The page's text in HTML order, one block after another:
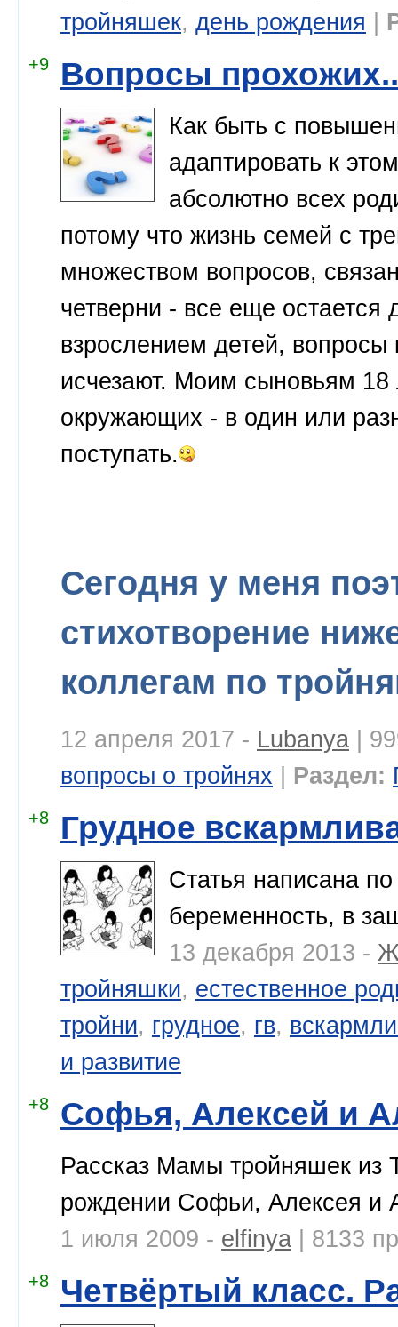
тройняшек, день рождения |
+9 Вопросы
Как быть с
адаптировать к
абсолютно всех
потому что жизнь семей с
множеством вопросов,
четверни - все еще
взрослением детей,
исчезают. Моим сыновьям
окружающих - в один или
поступать.
Сегодня у меня
стихотворение
коллегам по
12 апреля 2017 - Lubanya |
вопросы о тройнях | Раздел:
+8 Грудное
Статья написана
беременность, в
13 декабря 2013 -
тройняшки, естественное
тройни, грудное, гв,
и развитие
+8 Софья, Алексей и
Рассказ Мамы тройняшек
рождении Софьи, Алексея и
1 июля 2009 - elfinya | 8133
+8 Четвёртый класс.